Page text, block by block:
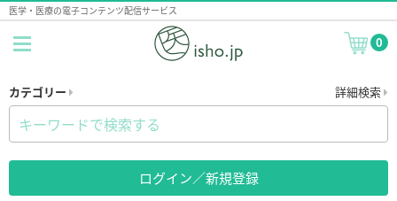
医学・医療の電子コンテンツ配信サービス
0
カテゴリー 詳細検索
ログイン／新規登録